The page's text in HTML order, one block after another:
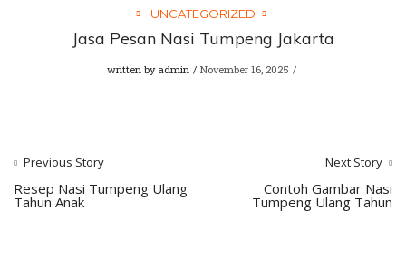
UNCATEGORIZED
Jasa Pesan Nasi Tumpeng Jakarta
written by admin November 16, 2025
Previous Story
Resep Nasi Tumpeng Ulang
Tahun Anak
Next Story
Contoh Gambar Nasi
Tumpeng Ulang Tahun